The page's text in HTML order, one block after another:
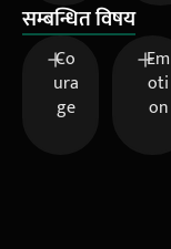
सम्बन्धित विषय
Co
ura
ge
Em
oti
on